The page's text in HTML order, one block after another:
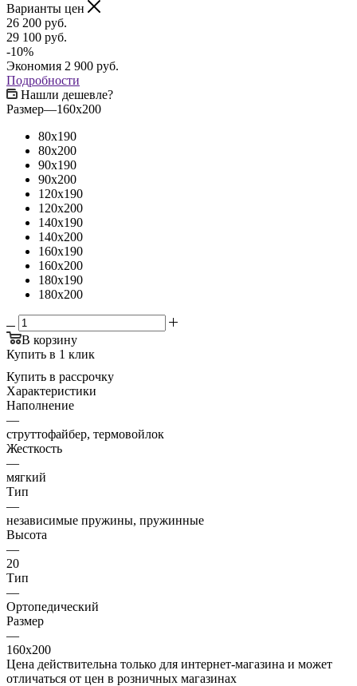
Варианты цен
26 200 руб.
29 100 руб.
-10%
Экономия 2 900 руб.
Подробности
Нашли дешевле?
Размер—160x200
80x190
80x200
90x190
90x200
120x190
120x200
140x190
140x200
160x190
160x200
180x190
180x200
В корзину
Купить в 1 клик
Купить в рассрочку
Характеристики
Наполнение
—
струттофайбер, термовойлок
Жесткость
—
мягкий
Тип
—
независимые пружины, пружинные
Высота
—
20
Тип
—
Ортопедический
Размер
—
160x200
Цена действительна только для интернет-магазина и может
отличаться от цен в розничных магазинах